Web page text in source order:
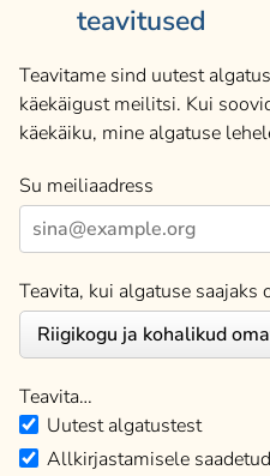
teavitused
Teavitame sind uutest
käekäigust meilitsi. Kui
käekäiku, mine algatuse
Su meiliaadress
Teavita, kui algatuse saajaks
Teavita…
Uutest algatustest
Allkirjastamisele